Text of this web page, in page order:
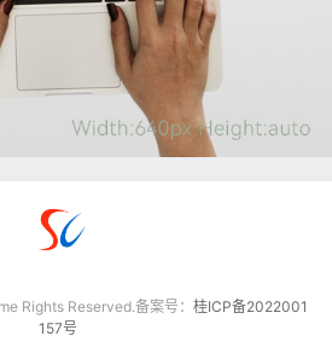
Rights Reserved.备案号： 桂ICP备2022001
157号